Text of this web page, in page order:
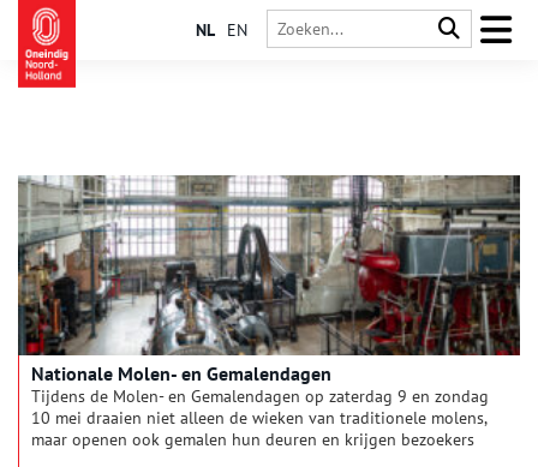
NL EN
Nationale Molen- en Gemalendagen
Tijdens de Molen- en Gemalendagen op zaterdag 9 en zondag
10 mei draaien niet alleen de wieken van traditionele molens,
maar openen ook gemalen hun deuren en krijgen bezoekers